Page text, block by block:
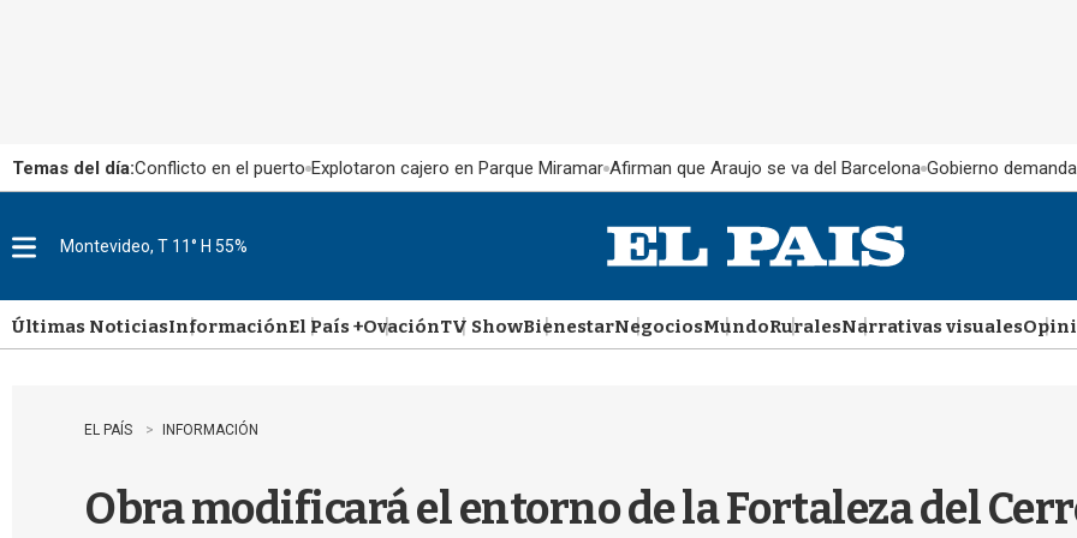
Temas del día:Conflicto en el puerto Explotaron cajero en Parque Miramar Afirman que Araujo se va del Barcelona Gobierno
u
Montevideo, T 11° H 55%
Últimas NoticiasInformaciónEl País +OvaciónTV ShowBienestarNegociosMundoRuralesNarrativas visuales
EL PAÍS INFORMACIÓN
Obra modificará el entorno de la Fortaleza del